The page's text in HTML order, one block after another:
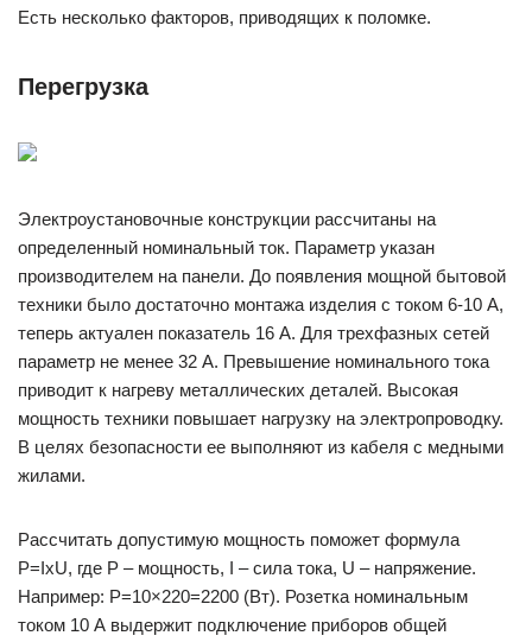
Есть несколько факторов, приводящих к поломке.
Перегрузка
Электроустановочные конструкции рассчитаны на
определенный номинальный ток. Параметр указан
производителем на панели. До появления мощной бытовой
техники было достаточно монтажа изделия с током 6-10 А,
теперь актуален показатель 16 А. Для трехфазных сетей
параметр не менее 32 А. Превышение номинального тока
приводит к нагреву металлических деталей. Высокая
мощность техники повышает нагрузку на электропроводку.
В целях безопасности ее выполняют из кабеля с медными
жилами.
Рассчитать допустимую мощность поможет формула
P=IxU, где P – мощность, I – сила тока, U – напряжение.
Например: P=10×220=2200 (Вт). Розетка номинальным
током 10 А выдержит подключение приборов общей